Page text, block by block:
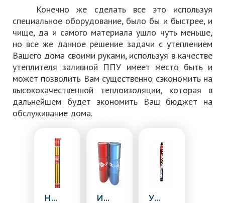
Конечно же сделать все это используя
специальное оборудование, было бы и быстрее, и
чище, да и самого материала ушло чуть меньше,
но все же данное решение задачи с утеплением
Вашего дома своими руками, используя в качестве
утеплителя заливной ППУ имеет место быть и
может позволить Вам существенно сэкономить на
высококачественной теплоизоляции, которая в
дальнейшем будет экономить Ваш бюджет на
обслуживание дома.
НапыляемыйИзолан
Утеплитель